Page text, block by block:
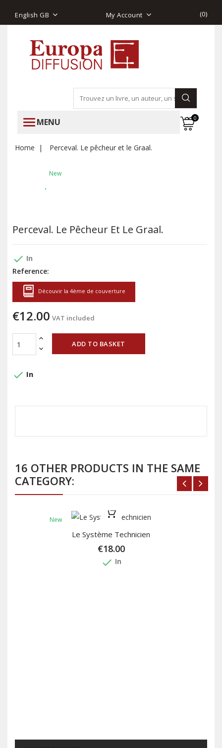
English GB My Account (0)
MENU 0
Home Perceval. Le pêcheur et le Graal.
New
Perceval. Le Pêcheur Et Le Graal.
done In
Reference:
Découvir la 4ème de couverture
€12.00 VAT included
ADD TO BASKET
done In
16 OTHER PRODUCTS IN THE SAME
CATEGORY:
New
Le Système Technicien
€18.00
done In